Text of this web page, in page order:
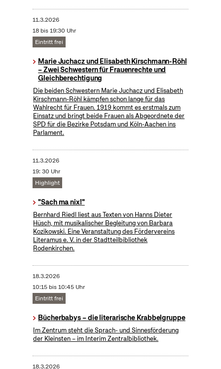
11.3.2026
18 bis 19:30 Uhr
Eintritt frei
Marie Juchacz und Elisabeth Kirschmann-Röhl
– Zwei Schwestern für Frauenrechte und
Gleichberechtigung
Die beiden Schwestern Marie Juchacz und Elisabeth
Kirschmann-Röhl kämpfen schon lange für das
Wahlrecht für Frauen. 1919 kommt es erstmals zum
Einsatz und bringt beide Frauen als Abgeordnete der
SPD für die Bezirke Potsdam und Köln-Aachen ins
Parlament.
11.3.2026
19: 30 Uhr
Highlight
"Sach ma nix!"
Bernhard Riedl liest aus Texten von Hanns Dieter
Hüsch, mit musikalischer Begleitung von Barbara
Kozikowski. Eine Veranstaltung des Fördervereins
Literamus e. V. in der Stadtteilbibliothek
Rodenkirchen.
18.3.2026
10:15 bis 10:45 Uhr
Eintritt frei
Bücherbabys – die literarische Krabbelgruppe
Im Zentrum steht die Sprach- und Sinnesförderung
der Kleinsten – im Interim Zentralbibliothek.
18.3.2026